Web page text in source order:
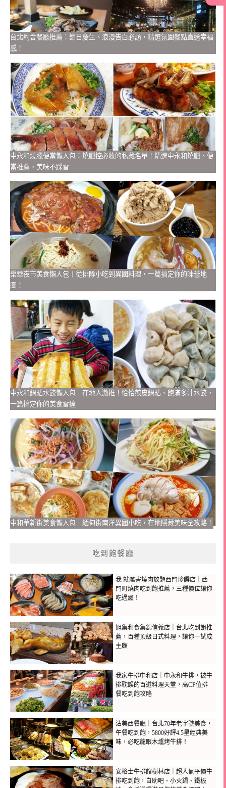
台北約會餐廳推薦：節日慶生、浪漫告白必訪，精選氛圍餐點直送幸福
感！
中永和燒臘便當懶人包：燒臘控必收的私藏名單！精選中永和燒臘、便
當推薦，美味不踩雷
樂華夜市美食懶人包｜從排隊小吃到異國料理，一篇搞定你的味蕾地
圖！
中永和鍋貼水餃懶人包｜在地人激推！恰恰煎皮鍋貼、飽滿多汁水餃，
一篇搞定你的美食雷達
中和華新街美食懶人包｜緬甸街南洋異國小吃，在地隱藏美味全攻略！
吃到飽餐廳
我 就厲害燒肉放題西門珍饌店｜西
門町燒肉吃到飽推薦，三種價位讓你
吃過癮！
旭集和食集錦信義店｜台北吃到飽推
薦，百種頂級日式料理，讓你一試成
主顧
我家牛排中和店｜中永和牛排，被牛
排耽誤的百道料理天堂，高CP值排
餐吃到飽攻略
沾美西餐廳｜台北70年老字號美食，
午餐吃到飽，5800好評4.5星經典美
味，必吃龍眼木爐烤牛排！
安格士牛排館樹林店｜超人氣平價牛
排吃到飽，自助吧、小火鍋、鐵板